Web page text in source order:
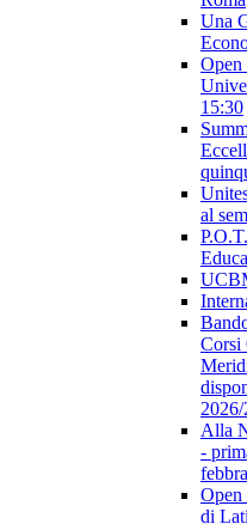
Una
Open
15:30
al
Corsi
Alla
-
di